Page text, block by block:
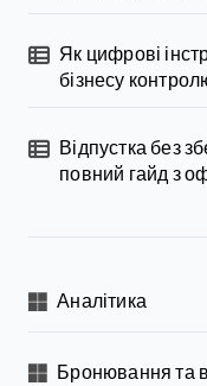
Як цифрові
бізнесу
Відпустка без
повний гайд з
Аналітика
Бронювання та